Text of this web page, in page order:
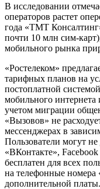
В исследовании
операторов растет
года «ТМТ
почти 10 млн сим-
мобильного рынка
«Ростелеком»
тарифных планов на
постоплатной
мобильного
учетом миграции
«Вызовов» не
мессенджерах в
Пользователи могут
«ВКонтакте»,
бесплатен для всех
на телефонные номера
дополнительной платы.